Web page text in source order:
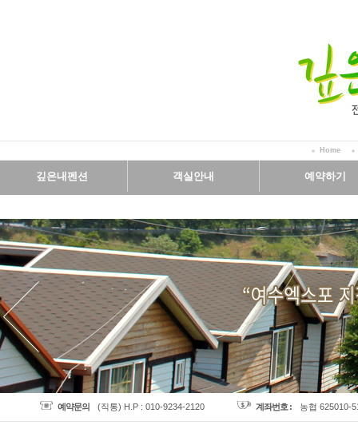
Home
깊은내펜션
시설보기
오시는길
객실안내 예약하기
실시간예약
예약문의 (직통) H.P : 010-9234-2120 계좌번호 : 농협 625010-